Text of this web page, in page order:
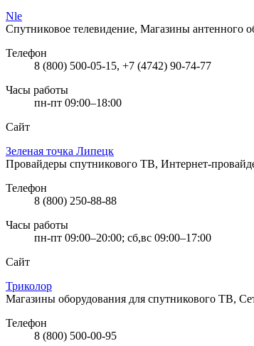
Nle
Спутниковое телевидение, Магазины антенного
Телефон
8 (800) 500-05-15, +7 (4742) 90-74-77
Часы работы
пн-пт 09:00–18:00
Сайт
Зеленая точка Липецк
Провайдеры спутникового ТВ, Интернет-
Телефон
8 (800) 250-88-88
Часы работы
пн-пт 09:00–20:00; сб,вс 09:00–17:00
Сайт
Триколор
Магазины оборудования для спутникового ТВ,
Телефон
8 (800) 500-00-95